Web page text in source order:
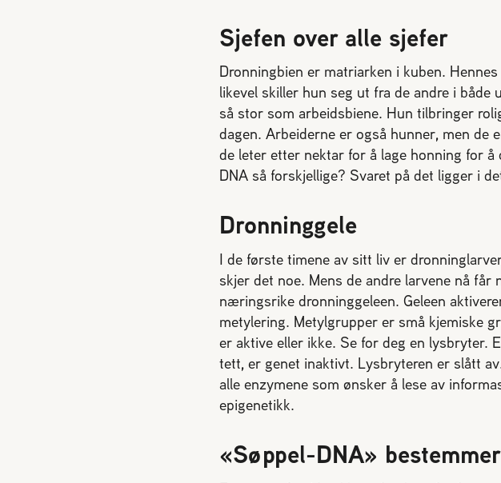
Sjefen over alle sjefer
Dronningbien er matriarken i kuben.
likevel skiller hun seg ut fra de andre i
så stor som arbeidsbiene. Hun tilbringer
dagen. Arbeiderne er også hunner, men de
de leter etter nektar for å lage honning for
DNA så forskjellige? Svaret på det ligger i
Dronninggele
I de første timene av sitt liv er
skjer det noe. Mens de andre larvene nå
næringsrike dronninggeleen. Geleen
metylering. Metylgrupper er små kjemiske
er aktive eller ikke. Se for deg en lysbryter.
tett, er genet inaktivt. Lysbryteren er slått
alle enzymene som ønsker å lese av
epigenetikk.
«Søppel-DNA»